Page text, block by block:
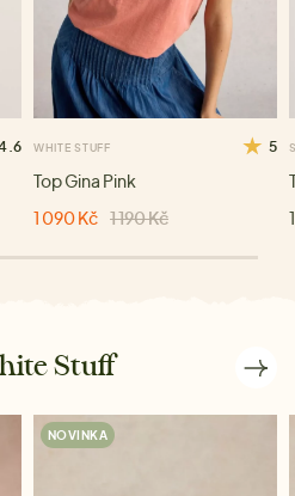
WHITE STUFF 5
Top Gina Pink
1 090 Kč 1 190 Kč
Stuff
NOVINKA